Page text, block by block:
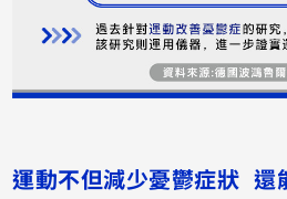
運動不但減少憂鬱症狀 還